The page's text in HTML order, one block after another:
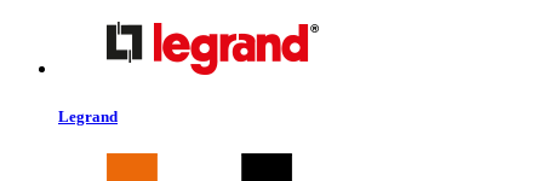
Legrand